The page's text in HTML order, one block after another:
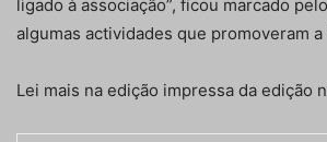
ligado à associação”, ficou marcado
algumas actividades que promoveram a
Lei mais na edição impressa da edição